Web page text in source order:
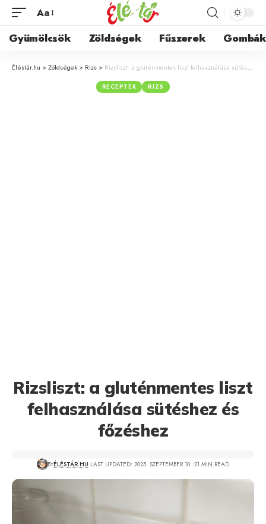
Aa
Gyümölcsök Zöldségek Fűszerek Gombák
Éléstár.hu >Zöldségek > Rizs > Rizsliszt: a gluténmentes liszt felhasználása sütéshez és főzéshez
RECEPTEK RIZS
Rizsliszt: a gluténmentes liszt
felhasználása sütéshez és
főzéshez
BYÉLÉSTÁR.HU LAST UPDATED: 2025. SZEPTEMBER 10. 21 MIN READ